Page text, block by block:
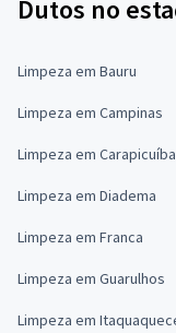
Dutos no
Limpeza em Bauru
Limpeza em Campinas
Limpeza em Carapicuíba
Limpeza em Diadema
Limpeza em Franca
Limpeza em Guarulhos
Limpeza em